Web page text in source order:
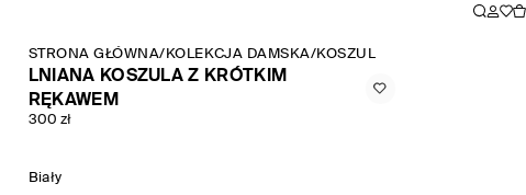
STRONA GŁÓWNA/ KOLEKCJA DAMSKA/KOSZULE I BLUZKI
LNIANA KOSZULA Z KRÓTKIM
RĘKAWEM
300 zł
Biały